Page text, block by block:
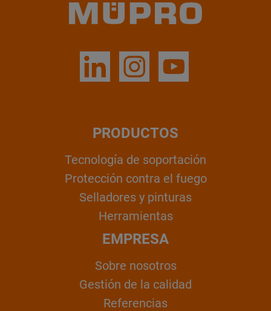
PRODUCTOS
Tecnología de soportación
Protección contra el fuego
Selladores y pinturas
Herramientas
EMPRESA
Sobre nosotros
Gestión de la calidad
Referencias